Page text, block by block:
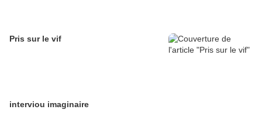
Pris sur le vif
interviou imaginaire